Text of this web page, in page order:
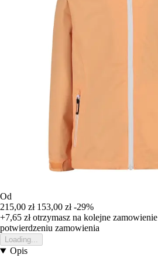
Od
215,00 zł 153,00 zł -29%
+7,65 złotrzymasz na kolejne zamowienie
potwierdzeniu zamowienia
Loading...
Opis